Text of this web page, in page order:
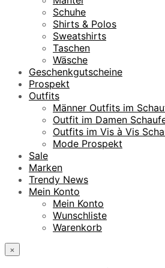
Schuhe
Shirts & Polos
Sweatshirts
Taschen
Wäsche
Geschenkgutscheine
Prospekt
Outfits
Männer Outfits im
Outfit im Damen
Outfits im Vis à Vis
Mode Prospekt
Sale
Marken
Trendy News
Mein Konto
Mein Konto
Wunschliste
Warenkorb
×